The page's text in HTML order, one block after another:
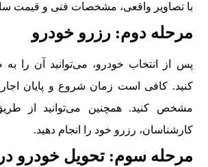
با تصاویر واقعی، مشخصات فنی و قیمت
مرحله دوم: رزرو خودرو
پس از انتخاب خودرو، می‌توانید آن را به
کنید. کافی است زمان شروع و پایان
مشخص کنید. همچنین می‌توانید از
کارشناسان، رزرو خود را انجام دهید.
مرحله سوم: تحویل خودرو